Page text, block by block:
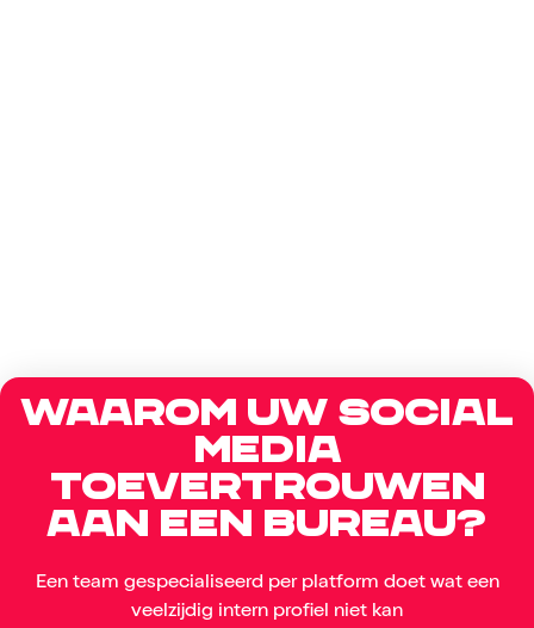
Waarom uw social
media
toevertrouwen
aan een bureau?
Een team gespecialiseerd per platform doet wat een
veelzijdig intern profiel niet kan